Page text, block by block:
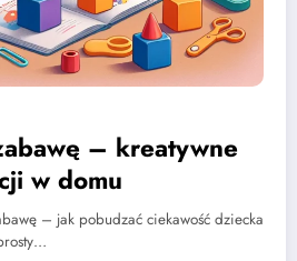
– kreatywne
w domu
– jak pobudzać ciekawość dziecka